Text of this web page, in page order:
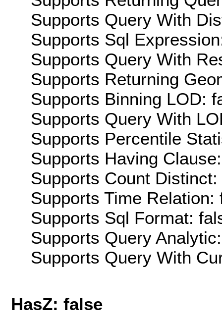
Supports Query With
Supports Sql
Supports Query With
Supports Returning
Supports Binning LOD:
Supports Query With
Supports Percentile
Supports Having
Supports Count Distinct:
Supports Time Relation:
Supports Sql Format:
Supports Query
Supports Query With
HasZ: false